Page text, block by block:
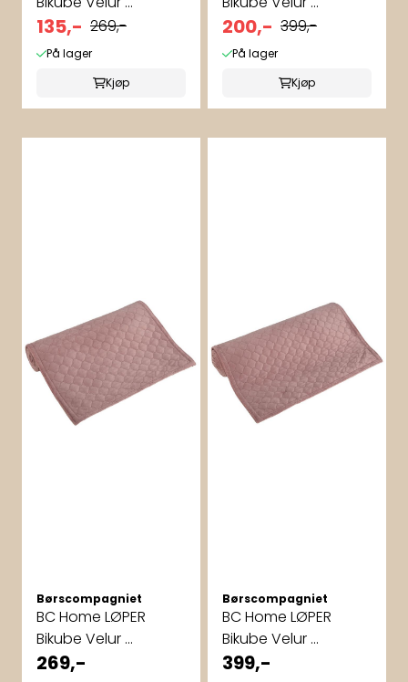
135,- 269,-
På lager
Kjøp
200,- 399,-
På lager
Kjøp
Børscompagniet
BC Home LØPER
Bikube Velur ...
269,-
Børscompagniet
BC Home LØPER
Bikube Velur ...
399,-